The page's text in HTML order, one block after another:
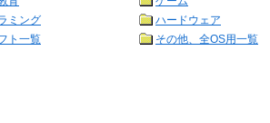
ミング
ハードウェア
ト一覧 その他、全OS用一覧